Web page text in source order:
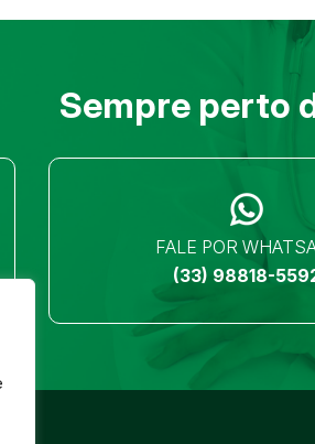
Sempre perto
FALE POR
(33) 98818-